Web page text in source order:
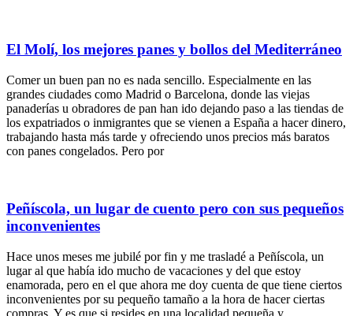
El Molí, los mejores panes y bollos del Mediterráneo
Comer un buen pan no es nada sencillo. Especialmente en las
grandes ciudades como Madrid o Barcelona, donde las viejas
panaderías u obradores de pan han ido dejando paso a las tiendas de
los expatriados o inmigrantes que se vienen a España a hacer dinero,
trabajando hasta más tarde y ofreciendo unos precios más baratos
con panes congelados. Pero por
Peñíscola, un lugar de cuento pero con sus pequeños
inconvenientes
Hace unos meses me jubilé por fin y me trasladé a Peñíscola, un
lugar al que había ido mucho de vacaciones y del que estoy
enamorada, pero en el que ahora me doy cuenta de que tiene ciertos
inconvenientes por su pequeño tamaño a la hora de hacer ciertas
compras. Y es que si resides en una localidad pequeña y